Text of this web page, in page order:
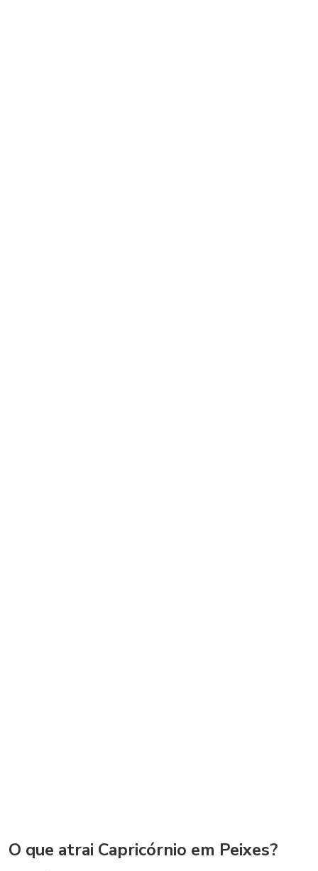
O que atrai Capricórnio em Peixes?